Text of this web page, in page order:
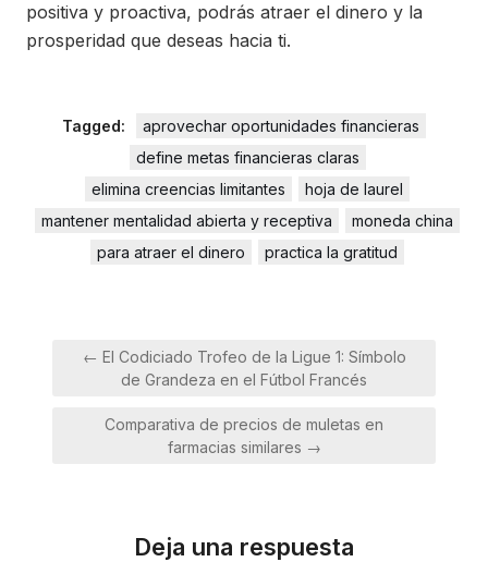
positiva y proactiva, podrás atraer el dinero y la
prosperidad que deseas hacia ti.
Tagged:
aprovechar oportunidades financieras
define metas financieras claras
elimina creencias limitantes
hoja de laurel
mantener mentalidad abierta y receptiva
moneda china
para atraer el dinero
practica la gratitud
Navegación
← El Codiciado Trofeo de la Ligue 1: Símbolo
de Grandeza en el Fútbol Francés
Comparativa de precios de muletas en
farmacias similares →
Deja una respuesta